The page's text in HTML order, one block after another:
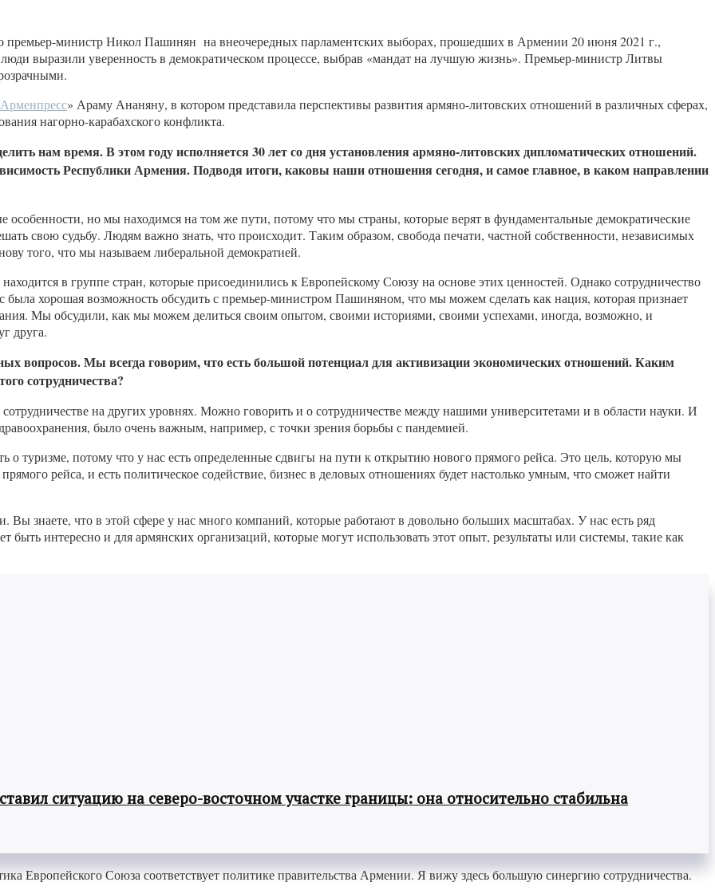
министр Никол Пашинян на внеочередных парламентских выборах, прошедших в Армении 20 июня 2021 г.,
выразили уверенность в демократическом процессе, выбрав «мандат на лучшую жизнь». Премьер-министр Литвы
Арменпресс» Араму Ананяну, в котором представила перспективы развития армяно-литовских отношений в различных сферах,
нагорно-карабахского конфликта.
нам время. В этом году исполняется 30 лет со дня установления армяно-литовских дипломатических отношений.
Республики Армения. Подводя итоги, каковы наши отношения сегодня, и самое главное, в каком направлении
но мы находимся на том же пути, потому что мы страны, которые верят в фундаментальные демократические
свою судьбу. Людям важно знать, что происходит. Таким образом, свобода печати, частной собственности, независимых
того, что мы называем либеральной демократией.
в группе стран, которые присоединились к Европейскому Союзу на основе этих ценностей. Однако сотрудничество
хорошая возможность обсудить с премьер-министром Пашиняном, что мы можем сделать как нация, которая признает
Мы обсудили, как мы можем делиться своим опытом, своими историями, своими успехами, иногда, возможно, и
друга.
вопросов. Мы всегда говорим, что есть большой потенциал для активизации экономических отношений. Каким
сотрудничества?
на других уровнях. Можно говорить и о сотрудничестве между нашими университетами и в области науки. И
было очень важным, например, с точки зрения борьбы с пандемией.
о туризме, потому что у нас есть определенные сдвигы на пути к открытию нового прямого рейса. Это цель, которую мы
рейса, и есть политическое содействие, бизнес в деловых отношениях будет настолько умным, что сможет найти
знаете, что в этой сфере у нас много компаний, которые работают в довольно больших масштабах. У нас есть ряд
интересно и для армянских организаций, которые могут использовать этот опыт, результаты или системы, такие как
ситуацию на северо-восточном участке границы: она относительно стабильна
Европейского Союза соответствует политике правительства Армении. Я вижу здесь большую синергию сотрудничества.